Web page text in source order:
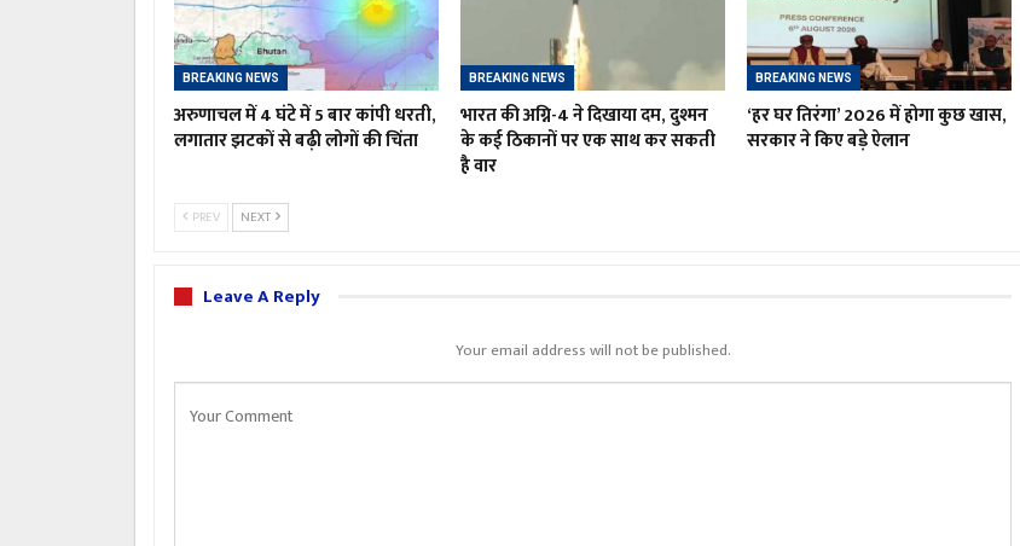
BREAKING NEWS
अरुणाचल में 4 घंटे में 5 बार कांपी धरती,
लगातार झटकों से बढ़ी लोगों की चिंता
BREAKING NEWS
भारत की अग्नि-4 ने दिखाया दम, दुश्मन
के कई ठिकानों पर एक साथ कर सकती
है वार
BREAKING NEWS
‘हर घर तिरंगा’ 2026 में होगा कुछ खास,
सरकार ने किए बड़े ऐलान
PREV NEXT
Leave A Reply
Your email address will not be published.